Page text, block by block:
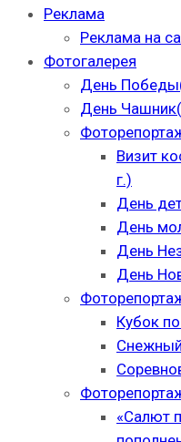
Реклама
Реклама на
Фотогалерея
День
День
Визит
г.)
День
День
День
День
Кубок
Снежный
«Салют